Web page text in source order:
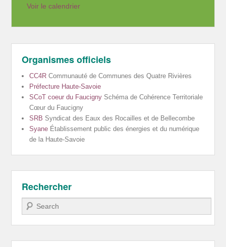
Voir le calendrier
Organismes officiels
CC4R Communauté de Communes des Quatre Rivières
Préfecture Haute-Savoie
SCoT coeur du Faucigny Schéma de Cohérence Territoriale
Cœur du Faucigny
SRB Syndicat des Eaux des Rocailles et de Bellecombe
Syane Établissement public des énergies et du numérique
de la Haute-Savoie
Rechercher
Recherche